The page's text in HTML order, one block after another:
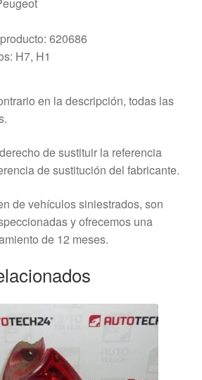
620686
H7, H1
en la descripción, todas las
de sustituir la referencia
de sustitución del fabricante.
de vehículos siniestrados, son
y ofrecemos una
de 12 meses.